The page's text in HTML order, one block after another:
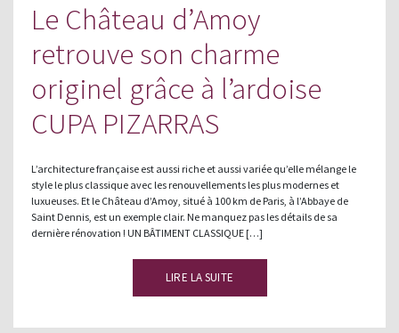
Le Château d’Amoy
retrouve son charme
originel grâce à l’ardoise
CUPA PIZARRAS
L’architecture française est aussi riche et aussi variée qu’elle mélange le
style le plus classique avec les renouvellements les plus modernes et
luxueuses. Et le Château d’Amoy, situé à 100 km de Paris, à l’Abbaye de
Saint Dennis, est un exemple clair. Ne manquez pas les détails de sa
dernière rénovation ! UN BÂTIMENT CLASSIQUE […]
LIRE LA SUITE